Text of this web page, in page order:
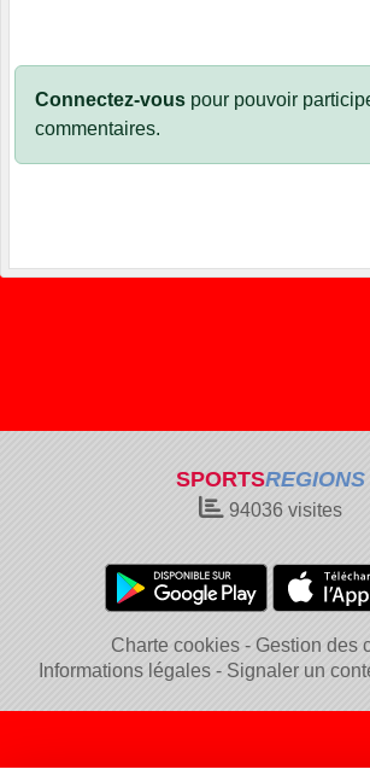
Connectez-vous pour pouvoir
commentaires.
SPORTSREGIONS
94036visites
Charte cookies
Gestion des
Informations légales
Signaler un